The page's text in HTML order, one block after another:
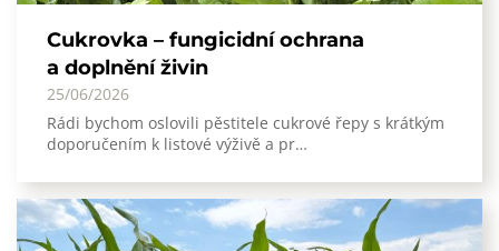
Cukrovka – fungicidní ochrana
a doplnění živin
25/06/2026
Rádi bychom oslovili pěstitele cukrové řepy s krátkým
doporučením k listové výživě a pr…